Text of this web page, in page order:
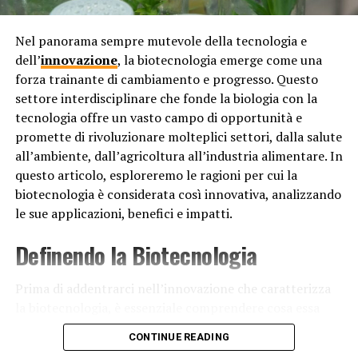
Il ruolo strategico della NASA
Infine, la NASA svolge un ruolo strategico per gli Stati
Uniti sul palcoscenico globale. Essa rappresenta il paese
come un leader nella tecnologia spaziale e nel settore
dell’esplorazione. Il fatto che gli Stati Uniti abbiano una
presenza attiva nello spazio è importante dal punto di
vista politico, economico e di sicurezza. Essere
all’avanguardia nella ricerca e nello sviluppo spaziale
consente agli Stati Uniti di influenzare le norme e le
politiche internazionali nel settore spaziale, nonché di
In conclusione, la NASA è preposta allo sviluppo dei
esplorare l’universo, promuovere la ricerca scientifica e
tecnologica, nonché rappresentare gli Stati Uniti come
Nel panorama sempre mutevole della tecnologia e
dell’innovazione, la biotecnologia emerge come una
forza trainante di cambiamento e progresso. Questo
settore interdisciplinare che fonde la biologia con la
tecnologia offre un vasto campo di opportunità e
promette di rivoluzionare molteplici settori, dalla salute
all’ambiente, dall’agricoltura all’industria alimentare. In
questo articolo, esploreremo le ragioni per cui la
biotecnologia è considerata così innovativa, analizzando
le sue applicazioni, benefici e impatti.
Definendo la Biotecnologia
significhi. La biotecnologia è un campo vasto e
interdisciplinare che utilizza organismi viventi, sistemi
CONTINUE READING